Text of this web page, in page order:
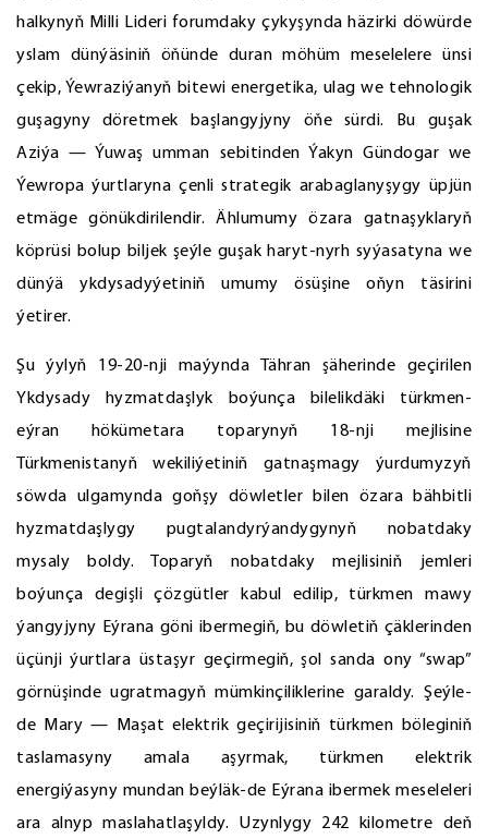
halkynyň Milli Lideri forumdaky çykyşynda häzirki döwürde
yslam dünýäsiniň öňünde duran möhüm meselelere ünsi
çekip, Ýewraziýanyň bitewi energetika, ulag we tehnologik
guşagyny döretmek başlangyjyny öňe sürdi. Bu guşak
Aziýa — Ýuwaş umman sebitinden Ýakyn Gündogar we
Ýewropa ýurtlaryna çenli strategik arabaglanyşygy üpjün
etmäge gönükdirilendir. Ählumumy özara gatnaşyklaryň
köprüsi bolup biljek şeýle guşak haryt-nyrh syýasatyna we
dünýä ykdysadyýetiniň umumy ösüşine oňyn täsirini
ýetirer.
Şu ýylyň 19-20-nji maýynda Tähran şäherinde geçirilen
Ykdysady hyzmatdaşlyk boýunça bilelikdäki türkmen-
eýran hökümetara toparynyň 18-nji mejlisine
Türkmenistanyň wekiliýetiniň gatnaşmagy ýurdumyzyň
söwda ulgamynda goňşy döwletler bilen özara bähbitli
hyzmatdaşlygy pugtalandyrýandygynyň nobatdaky
mysaly boldy. Toparyň nobatdaky mejlisiniň jemleri
boýunça degişli çözgütler kabul edilip, türkmen mawy
ýangyjyny Eýrana göni ibermegiň, bu döwletiň çäklerinden
üçünji ýurtlara üstaşyr geçirmegiň, şol sanda ony “swap”
görnüşinde ugratmagyň mümkinçiliklerine garaldy. Şeýle-
de Mary — Maşat elektrik geçirijisiniň türkmen böleginiň
taslamasyny amala aşyrmak, türkmen elektrik
energiýasyny mundan beýläk-de Eýrana ibermek meseleleri
ara alnyp maslahatlaşyldy. Uzynlygy 242 kilometre deň